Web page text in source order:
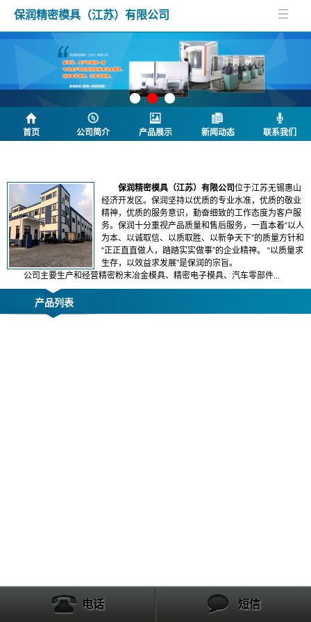
保润精密模具（江苏）有限公司
首页 公司简介 产品展示 新闻动态 联系我们
保润精密模具（江苏）有限公司位于江苏无锡惠山
经济开发区。保润坚持以优质的专业水准， 优质的敬业
精神， 优质的服务意识，勤奋细致的工作态度为客户服
务。保润十分重视产品质量和售后服务，一直本着“以人
为本、以诚取信、以质取胜、以新争天下”的质量方针和
“正正直直做人，踏踏实实做事”的企业精神。 “以质量求
生存，以效益求发展”是保润的宗旨。
公司主要生产和经营精密粉末冶金模具、精密电子模具、汽车零部件...
产品列表
电话 短信